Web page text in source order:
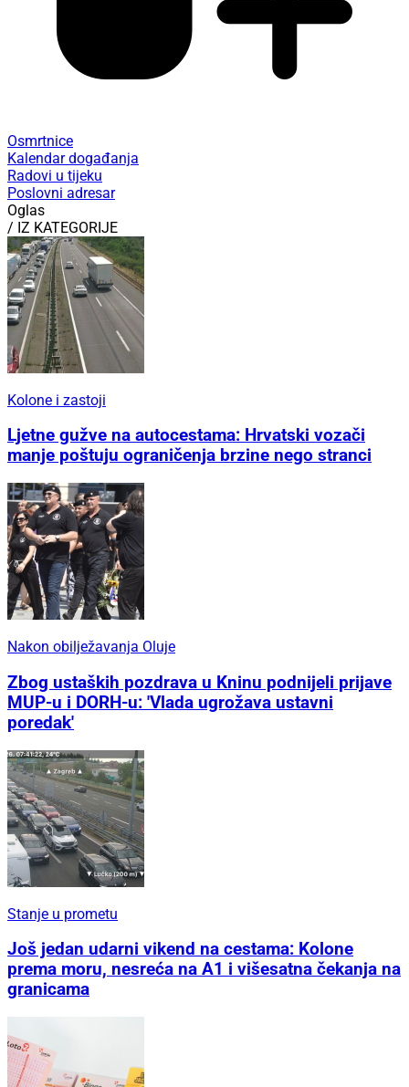
Osmrtnice
Kalendar događanja
Radovi u tijeku
Poslovni adresar
Oglas
/ IZ KATEGORIJE
Kolone i zastoji
Ljetne gužve na autocestama: Hrvatski vozači
manje poštuju ograničenja brzine nego stranci
Nakon obilježavanja Oluje
Zbog ustaških pozdrava u Kninu podnijeli prijave
MUP-u i DORH-u: 'Vlada ugrožava ustavni
poredak'
Stanje u prometu
Još jedan udarni vikend na cestama: Kolone
prema moru, nesreća na A1 i višesatna čekanja na
granicama